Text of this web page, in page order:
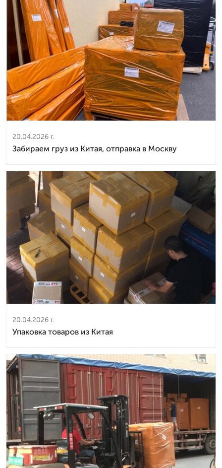
20.04.2026 г.
Забираем груз из Китая, отправка в Москву
20.04.2026 г.
Упаковка товаров из Китая